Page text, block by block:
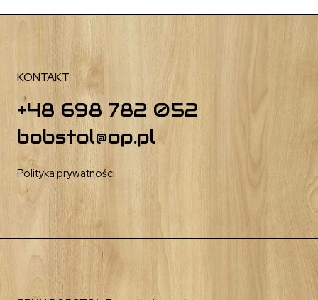
KONTAKT
+48 698 782 052
bobstol@op.pl
Polityka prywatności